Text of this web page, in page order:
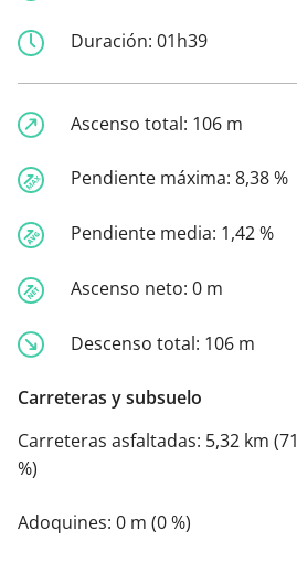
Duración: 01h39
Ascenso total: 106 m
Pendiente máxima: 8,38 %
Pendiente media: 1,42 %
Ascenso neto: 0 m
Descenso total: 106 m
Carreteras y subsuelo
Carreteras asfaltadas: 5,32 km (71
%)
Adoquines: 0 m (0 %)